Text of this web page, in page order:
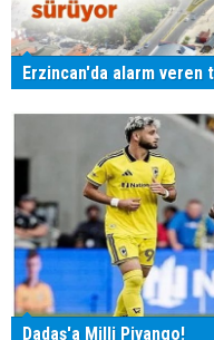
Erzincan'da alarm veren
Dadaş'a Milli Piyango!